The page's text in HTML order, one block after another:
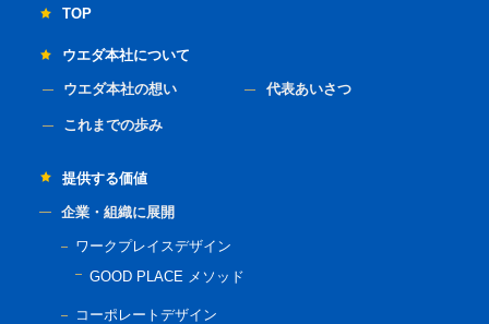
TOP
ウエダ本社について
ウエダ本社の想い 代表あいさつ
これまでの歩み
提供する価値
企業・組織に展開
ワークプレイスデザイン
GOOD PLACE メソッド
コーポレートデザイン